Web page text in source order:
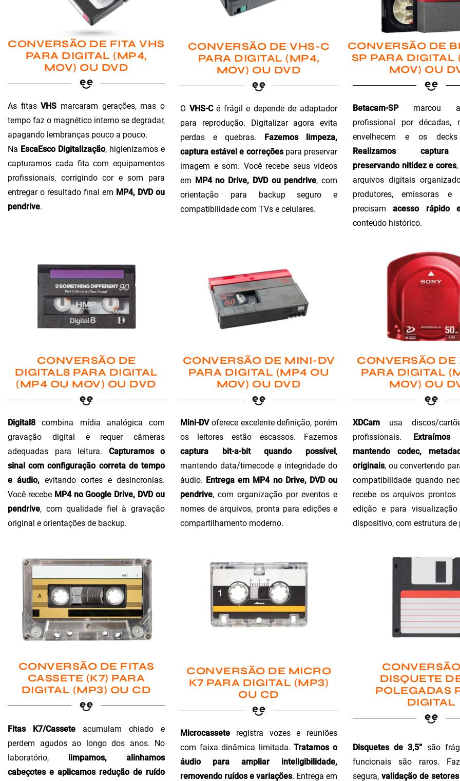
CONVERSÃO DE FITA VHS
PARA DIGITAL (MP4,
MOV) OU DVD
As fitasVHS marcaram gerações, mas o
tempo faz o magnético interno se degradar,
apagando lembranças pouco a pouco.
Na EscaEsco Digitalização, higienizamos e
capturamos cada fita com equipamentos
profissionais, corrigindo cor e som para
entregar o resultado final em MP4, DVD ou
pendrive.
CONVERSÃO DE VHS-C
PARA DIGITAL (MP4,
MOV) OU DVD
O VHS-Cé frágil e depende de adaptador
para reprodução. Digitalizar agora evita
perdas e quebras. Fazemos limpeza,
captura estável e correçõespara preservar
imagem e som. Você recebe seus vídeos
em MP4 no Drive, DVD ou pendrive, com
orientação para backup seguro e
compatibilidade com TVs e celulares.
CONVERSÃO DE
SP PARA DIGITAL
MOV) OU
Betacam-SPmarcou a
profissional por
envelhecem e os
Realizamos captura
preservando nitidez e cores
arquivos digitais
produtores, emissoras e
precisamacesso rápido
conteúdo histórico.
CONVERSÃO DE
DIGITAL8 PARA DIGITAL
(MP4 OU MOV) OU DVD
Digital8 combina mídia analógica com
gravação digital e requer câmeras
adequadas para leitura. Capturamos o
sinal com configuração correta de tempo
e áudio, evitando cortes e desincronias.
Você recebe MP4 no Google Drive, DVD ou
pendrive, com qualidade fiel à gravação
original e orientações de backup.
CONVERSÃO DE MINI-DV
PARA DIGITAL (MP4 OU
MOV) OU DVD
Mini-DVoferece excelente definição, porém
os leitores estão escassos. Fazemos
captura bit-a-bit quando possível,
mantendo data/timecode e integridade do
áudio. Entrega em MP4 no Drive, DVD ou
pendrive, com organização por eventos e
nomes de arquivos, pronta para edições e
compartilhamento moderno.
CONVERSÃO
PARA DIGITAL
MOV) OU
XDCam usa discos/
profissionais.
mantendo codec,
originais, ou convertendo
compatibilidade quando
recebe os arquivos
edição e para
dispositivo, com estrutura
CONVERSÃO DE FITAS
CASSETE (K7) PARA
DIGITAL (MP3) OU CD
Fitas K7/Cassete acumulam chiado e
perdem agudos ao longo dos anos. No
laboratório, limpamos, alinhamos
cabeçotes e aplicamos redução de ruído
CONVERSÃO DE MICRO
K7 PARA DIGITAL (MP3)
OU CD
Microcassete registra vozes e reuniões
com faixa dinâmica limitada.Tratamos o
áudio para ampliar inteligibilidade,
removendo ruídos e variações. Entrega em
DISQUETE
POLEGADAS
DIGITAL
Disquetes de 3,5”são
funcionais são raros.
segura, validação de